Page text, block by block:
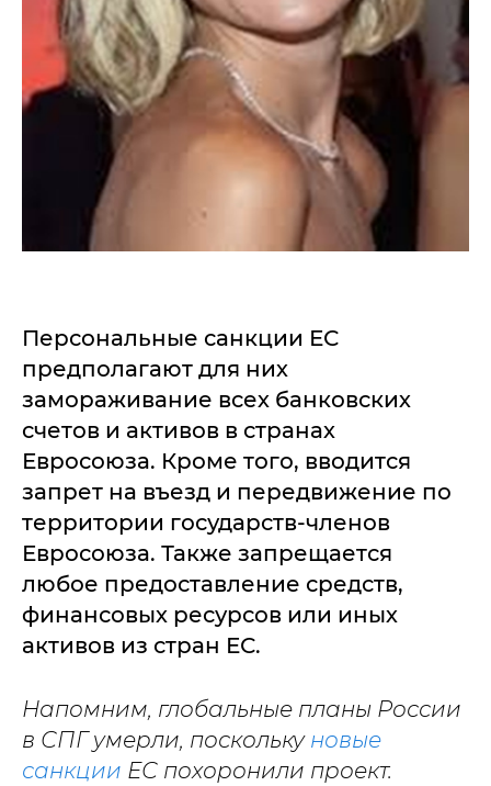
Персональные санкции ЕС
предполагают для них
замораживание всех банковских
счетов и активов в странах
Евросоюза. Кроме того, вводится
запрет на въезд и передвижение по
территории государств-членов
Евросоюза. Также запрещается
любое предоставление средств,
финансовых ресурсов или иных
активов из стран ЕС.
Напомним, глобальные планы России
в СПГ умерли, посколькуновые
санкции ЕС похоронили проект.